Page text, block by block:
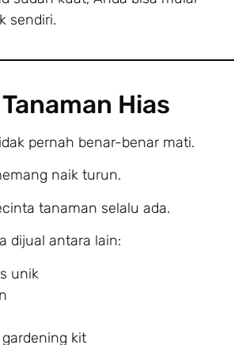
sendiri.
Hias
pernah benar-benar mati.
naik turun.
tanaman selalu ada.
dijual antara lain:
unik
kit